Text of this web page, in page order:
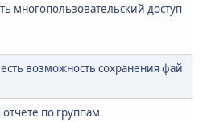
многопользовательский доступ
возможность сохранения фай
по группам